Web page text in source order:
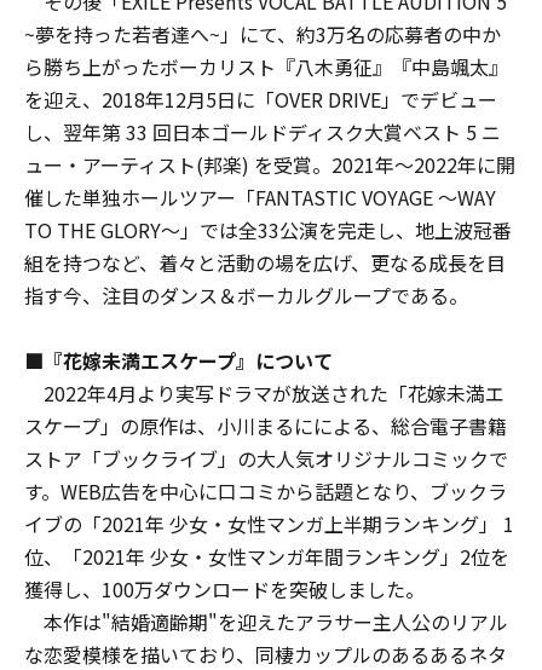
~夢を持った若者達へ~」にて、約3万名の応募者の中か
ら勝ち上がったボーカリスト『八木勇征』『中島颯太』
を迎え、2018年12月5日に「OVER DRIVE」でデビュー
し、翌年第 33 回日本ゴールドディスク大賞ベスト 5 ニ
ュー・アーティスト(邦楽) を受賞。2021年〜2022年に開
催した単独ホールツアー「FANTASTIC VOYAGE ～WAY
TO THE GLORY～」では全33公演を完走し、地上波冠番
組を持つなど、着々と活動の場を広げ、更なる成長を目
指す今、注目のダンス＆ボーカルグループである。
■『花嫁未満エスケープ』について
2022年4月より実写ドラマが放送された「花嫁未満エ
スケープ」の原作は、小川まるにによる、総合電子書籍
ストア「ブックライブ」の大人気オリジナルコミックで
す。WEB広告を中心に口コミから話題となり、ブックラ
イブの「2021年 少女・女性マンガ上半期ランキング」 1
位、「2021年 少女・女性マンガ年間ランキング」2位を
獲得し、100万ダウンロードを突破しました。
本作は"結婚適齢期"を迎えたアラサー主人公のリアル
な恋愛模様を描いており、同棲カップルのあるあるネタ